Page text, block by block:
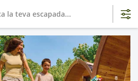
la teva escapada...